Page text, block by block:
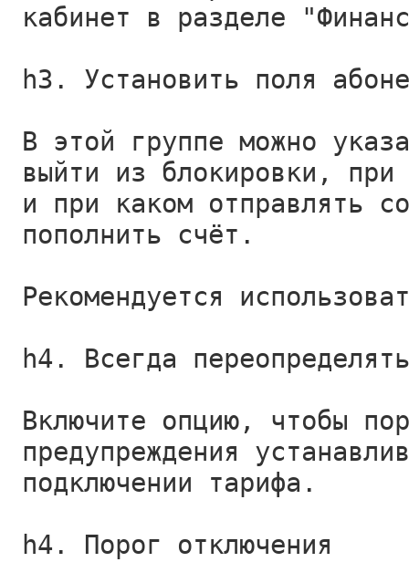
кабинет в разделе
h3. Установить поля
В этой группе можно
выйти из блокировки, при
и при каком отправлять
пополнить счёт.
Рекомендуется
h4. Всегда
Включите опцию, чтобы
предупреждения
подключении тарифа.
h4. Порог отключения